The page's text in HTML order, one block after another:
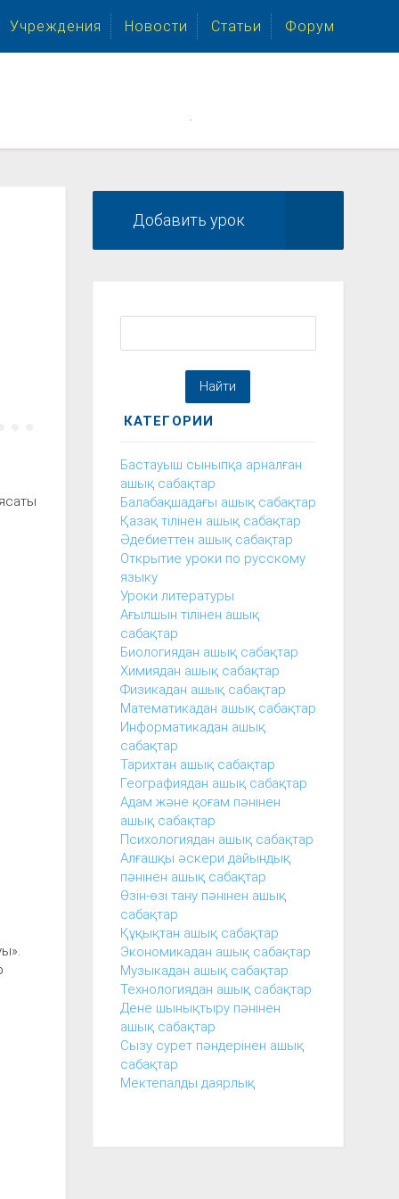
Учреждения Новости Статьи Форум
Добавить урок
КАТЕГОРИИ
Бастауыш сыныпқа арналған
ашық сабақтар
Балабақшадағы ашық сабақтар
Қазақ тілінен ашық сабақтар
Әдебиеттен ашық сабақтар
Открытие уроки по русскому
языку
Уроки литературы
Ағылшын тілінен ашық
сабақтар
Биологиядан ашық сабақтар
Химиядан ашық сабақтар
Физикадан ашық сабақтар
Математикадан ашық сабақтар
Информатикадан ашық
сабақтар
Тарихтан ашық сабақтар
Географиядан ашық сабақтар
Адам және қоғам пәнінен
ашық сабақтар
Психологиядан ашық сабақтар
Алғашқы әскери дайындық
пәнінен ашық сабақтар
Өзін-өзі тану пәнінен ашық
сабақтар
Құқықтан ашық сабақтар
Экономикадан ашық сабақтар
Музыкадан ашық сабақтар
Технологиядан ашық сабақтар
Дене шынықтыру пәнінен
ашық сабақтар
Сызу сурет пәндерінен ашық
сабақтар
Мектепалды даярлық
.